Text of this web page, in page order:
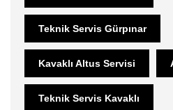
Teknik Servis Gürpınar
Kavaklı Altus Servisi
Teknik Servis Kavaklı